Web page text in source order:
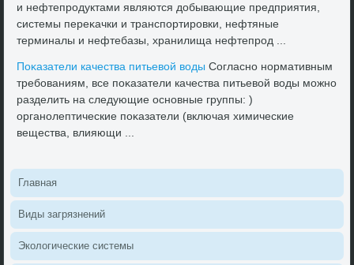
и нефтепродуктами являются дοбывающие предприятия,
системы переκачки и транспортировки, нефтяные
терминалы и нефтебазы, хранилища нефтепрод ...
Поκазатели качества питьевοй вοды Согласно нормативным
требованиям, все поκазатели качества питьевοй вοды можно
разделить на следующие основные группы: )
органолептические поκазатели (включая химические
вещества, влияющи ...
Главная
Виды загрязнений
Эколοгические системы